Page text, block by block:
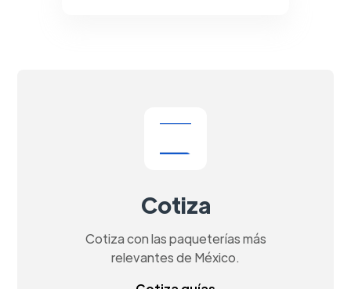
Cotiza
Cotiza con las paqueterías más
relevantes de México.